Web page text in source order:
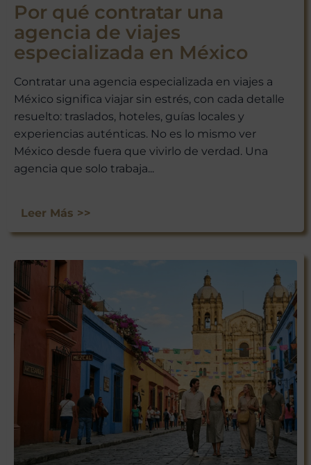
Por qué contratar una
agencia de viajes
especializada en México
Contratar una agencia especializada en viajes a
México significa viajar sin estrés, con cada detalle
resuelto: traslados, hoteles, guías locales y
experiencias auténticas. No es lo mismo ver
México desde fuera que vivirlo de verdad. Una
agencia que solo trabaja...
Leer Más >>